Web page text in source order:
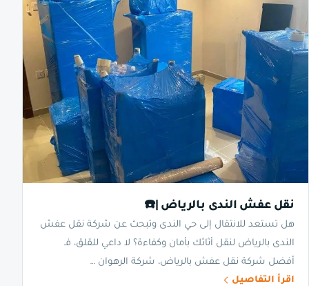
نقل عفش الندى بالرياض |☎️
هل تستعد للانتقال إلى حي الندى وتبحث عن شركة نقل عفش
الندى بالرياض لنقل أثاثك بأمان وكفاءة؟ لا داعي للقلق، فـ
أفضل شركة نقل عفش بالرياض، شركة الرهوان …
اقرأ التفاصيل